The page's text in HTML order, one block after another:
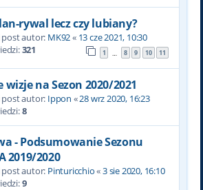
rywal lecz czy lubiany?
autor: MK92« 13 cze 2021, 10:30
321 1 … 8 9 10 11
wizje na Sezon 2020/2021
autor: Ippon «28 wrz 2020, 16:23
8
- Podsumowanie Sezonu
2019/2020
autor: Pinturicchio«3 sie 2020, 16:10
9